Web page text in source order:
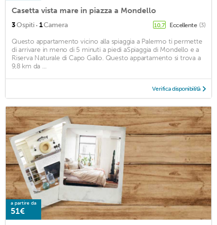
Casetta vista mare in piazza a Mondello
3Ospiti · 1Camera 10,7 Eccellente (3)
Questo appartamento vicino alla spiaggia a Palermo ti permette
di arrivare in meno di 5 minuti a piedi aSpiaggia di Mondello e a
Riserva Naturale di Capo Gallo. Questo appartamento si trova a
9,8 km da ...
Verifica disponibilità
a partire da
51€